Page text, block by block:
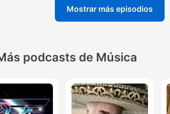
Mostrar más episodios
podcasts de Música